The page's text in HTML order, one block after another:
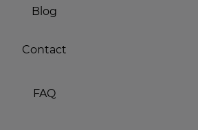
Blog
Contact
FAQ